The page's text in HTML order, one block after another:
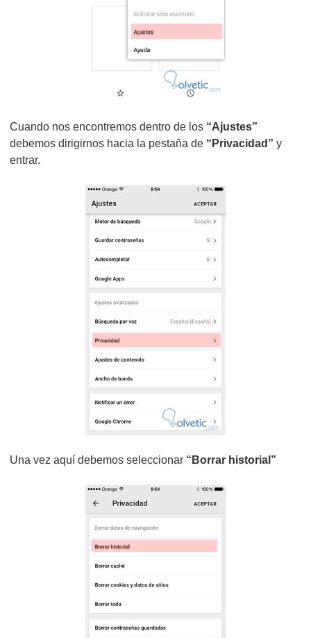
Cuando nos encontremos dentro de los “Ajustes”
debemos dirigirnos hacia la pestaña de “Privacidad” y
entrar.
Una vez aquí debemos seleccionar “Borrar historial”